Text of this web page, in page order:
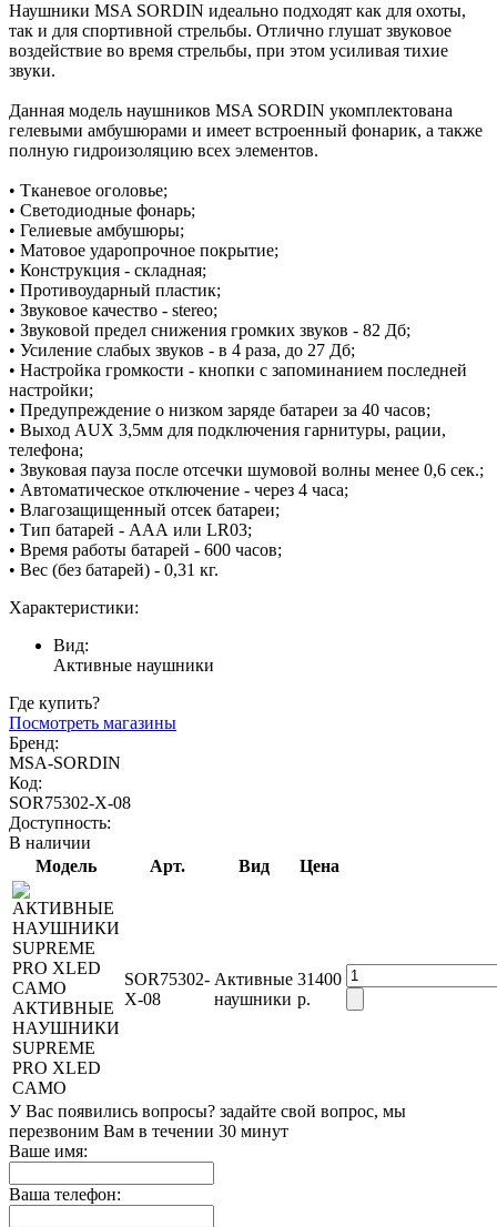
Наушники MSA SORDIN идеально подходят как для охоты,
так и для спортивной стрельбы. Отлично глушат звуковое
воздействие во время стрельбы, при этом усиливая тихие
звуки.
Данная модель наушников MSA SORDIN укомплектована
гелевыми амбушюрами и имеет встроенный фонарик, а также
полную гидроизоляцию всех элементов.
• Тканевое оголовье;
• Светодиодные фонарь;
• Гелиевые амбушюры;
• Матовое ударопрочное покрытие;
• Конструкция - складная;
• Противоударный пластик;
• Звуковое качество - stereo;
• Звуковой предел снижения громких звуков - 82 Дб;
• Усиление слабых звуков - в 4 раза, до 27 Дб;
• Настройка громкости - кнопки с запоминанием последней
настройки;
• Предупреждение о низком заряде батареи за 40 часов;
• Выход AUX 3,5мм для подключения гарнитуры, рации,
телефона;
• Звуковая пауза после отсечки шумовой волны менее 0,6 сек.;
• Автоматическое отключение - через 4 часа;
• Влагозащищенный отсек батареи;
• Тип батарей - ААА или LR03;
• Время работы батарей - 600 часов;
• Вес (без батарей) - 0,31 кг.
Характеристики:
Вид:
Активные наушники
Где купить?
Посмотреть магазины
Бренд:
MSA-SORDIN
Код:
SOR75302-X-08
Доступность:
В наличии
Модель
Арт. Вид Цена
АКТИВНЫЕ
НАУШНИКИ
SUPREME
PRO XLED
CAMO
SOR75302-
X-08
Активные
наушники
31400
р.
У Вас появились вопросы? задайте свой вопрос, мы
перезвоним Вам в течении 30 минут
Ваше имя:
Ваша телефон: